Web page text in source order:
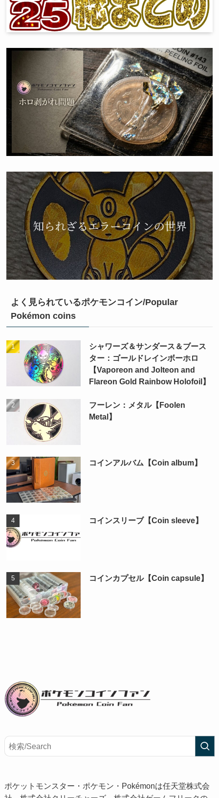
よく見られているポケモンコイン/Popular
Pokémon coins
シャワーズ＆サンダース＆ブース
ター：ゴールドレインボーホロ
【Vaporeon and Jolteon and
Flareon Gold Rainbow Holofoil】
フーレン：メタル【Foolen
Metal】
コインアルバム【Coin album】
コインスリーブ【Coin sleeve】
コインカプセル【Coin capsule】
ポケットモンスター・ポケモン・Pokémonは任天堂株式会